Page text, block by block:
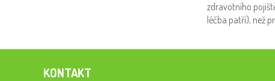
zdravotního
léčba patří), než
KONTAKT